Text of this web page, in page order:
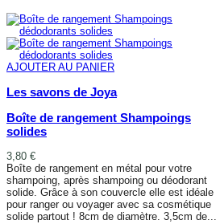
AJOUTER AU PANIER
Les savons de Joya
Boîte de rangement Shampoings
solides
3,80 €
Boîte de rangement en métal pour votre
shampoing, après shampoing ou déodorant
solide. Grâce à son couvercle elle est idéale
pour ranger ou voyager avec sa cosmétique
solide partout ! 8cm de diamètre. 3,5cm de...